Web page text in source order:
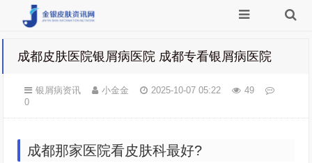
成都皮肤医院银屑病医院 成都专看银屑病医院
银屑病资讯 小金金 2025-10-07 05:22
49
0
成都那家医院看皮肤科最好?